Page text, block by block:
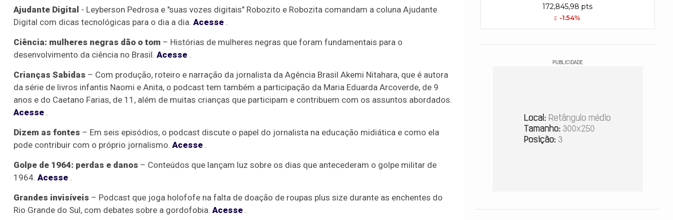
Ajudante Digital - Leyberson Pedrosa e "suas vozes digitais" Robozito e Robozita comandam a coluna Ajudante
Digital com dicas tecnológicas para o dia a dia. Acesse .
Ciência: mulheres negras dão o tom – Histórias de mulheres negras que foram fundamentais para o
desenvolvimento da ciência no Brasil. Acesse .
Crianças Sabidas – Com produção, roteiro e narração da jornalista da Agência Brasil Akemi Nitahara, que é autora
da série de livros infantis Naomi e Anita, o podcast tem também a participação da Maria Eduarda Arcoverde, de 9
anos e do Caetano Farias, de 11, além de muitas crianças que participam e contribuem com os assuntos abordados.
Acesse .
Dizem as fontes – Em seis episódios, o podcast discute o papel do jornalista na educação midiática e como ela
pode contribuir com o próprio jornalismo. Acesse .
Golpe de 1964: perdas e danos – Conteúdos que lançam luz sobre os dias que antecederam o golpe militar de
1964. Acesse .
Grandes invisíveis – Podcast que joga holofofe na falta de doação de roupas plus size durante as enchentes do
Rio Grande do Sul, com debates sobre a gordofobia. Acesse .
172,845,98 pts
-1.54%
PUBLICIDADE